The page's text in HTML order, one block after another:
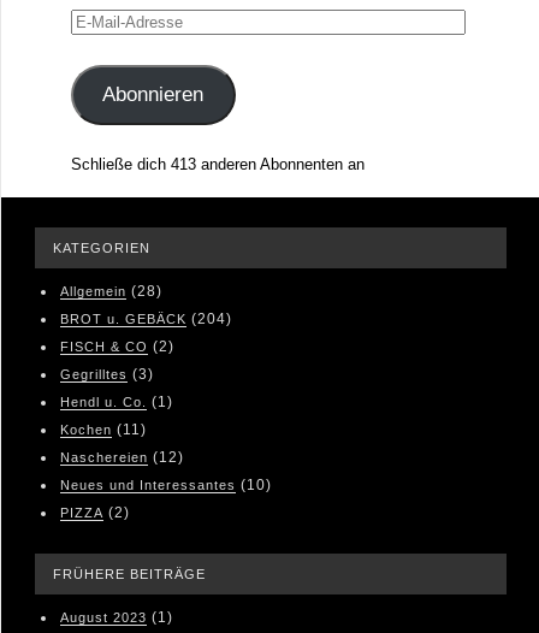
E-
Adresse
Abonnieren
Schließe dich 413 anderen Abonnenten an
KATEGORIEN
Allgemein (28)
BROT u. GEBÄCK (204)
FISCH & CO (2)
Gegrilltes (3)
Hendl u. Co. (1)
Kochen (11)
Naschereien (12)
Neues und Interessantes (10)
PIZZA (2)
FRÜHERE BEITRÄGE
August 2023 (1)